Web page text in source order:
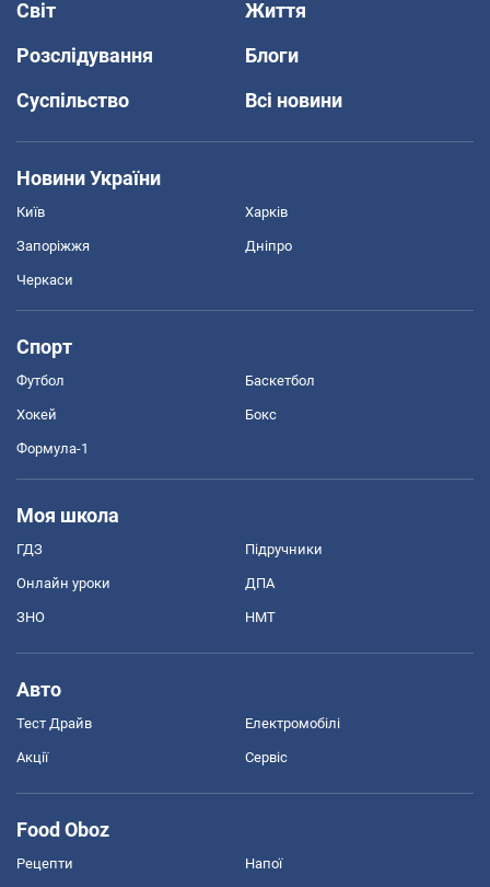
Світ
Життя
Розслідування
Блоги
Суспільство
Всі новини
Новини України
Київ Харків
Запоріжжя Дніпро
Черкаси
Спорт
Футбол Баскетбол
Хокей Бокс
Формула-1
Моя школа
ГДЗ Підручники
Онлайн уроки ДПА
ЗНО НМТ
Авто
Тест Драйв Електромобілі
Акції Сервіс
Food Oboz
Рецепти Напої